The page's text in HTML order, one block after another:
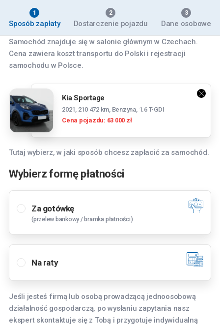
1
Sposób zapłaty
2
Dostarczenie pojazdu
3
Dane osobowe
Samochód znajduje się w salonie głównym w Czechach.
Cena zawiera koszt transportu do Polski i rejestracji
samochodu w Polsce.
Kia Sportage
2021, 210 472 km, Benzyna, 1.6 T-GDI
Cena pojazdu: 63 000 zł
Tutaj wybierz, w jaki sposób chcesz zapłacić za samochód.
Wybierz formę płatności
Za gotówkę
(przelew bankowy / bramka płatności)
Na raty
Jeśli jesteś firmą lub osobą prowadzącą jednoosobową
działalność gospodarczą, po wysłaniu zapytania nasz
ekspert skontaktuje się z Tobą i przygotuje indywidualną
Wybierz oddział
Tyniecka 3, 55-040 Bielany Wrocławskie
Fordońska 268, 85-752 Bydgoszcz
Gdańsk